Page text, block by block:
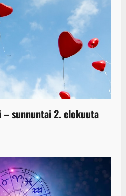
sunnuntai 2. elokuuta